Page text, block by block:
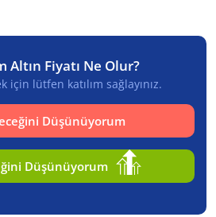
Altın Fiyatı Ne Olur?
için lütfen katılım sağlayınız.
Düşünüyorum
Düşünüyorum